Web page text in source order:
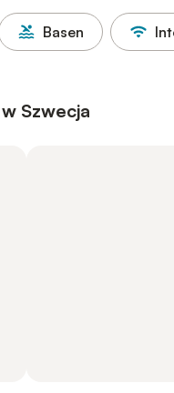
Basen
Szwecja